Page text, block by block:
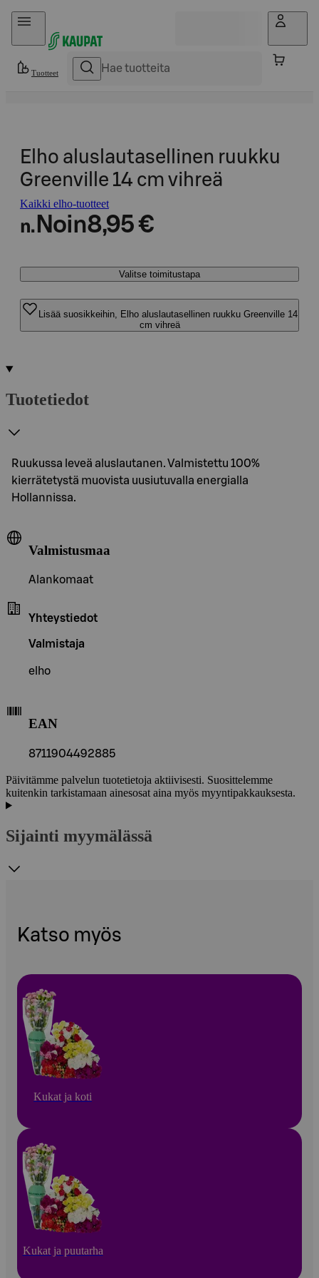
Hyppää sisältöön
Tuotteet
Elho aluslautasellinen ruukku
Greenville 14 cm vihreä
Kaikki elho-tuotteet
n. Noin8,95 €
Valitse toimitustapa
Lisää suosikkeihin, Elho aluslautasellinen ruukku Greenville 14
cm vihreä
Tuotetiedot
Ruukussa leveä aluslautanen. Valmistettu 100%
kierrätetystä muovista uusiutuvalla energialla
Hollannissa.
Valmistusmaa
Alankomaat
Yhteystiedot
Valmistaja
elho
EAN
8711904492885
Päivitämme palvelun tuotetietoja aktiivisesti. Suosittelemme
kuitenkin tarkistamaan ainesosat aina myös myyntipakkauksesta.
Sijainti myymälässä
Katso myös
Kukat ja koti
Kukat ja puutarha